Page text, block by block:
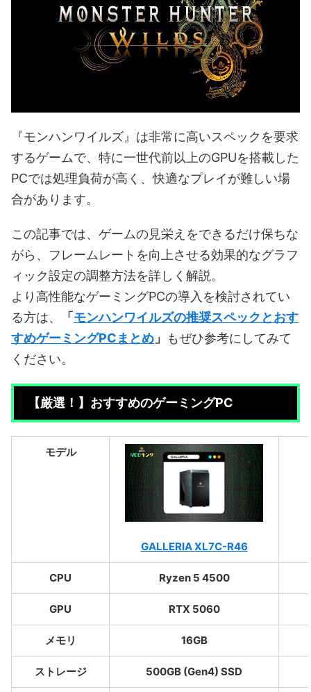
『モンハンワイルズ』は非常に高いスペックを要求
するゲームで、特に一世代前以上のGPUを搭載した
PCでは処理負荷が高く、快適なプレイが難しい場
合があります。
この記事では、ゲームの見栄えをできるだけ保ちな
がら、フレームレートを向上させる効果的なグラフ
ィック設定の調整方法を詳しく解説。
より高性能なゲーミングPCの導入を検討されてい
る方は、
「 モンハンワイルズの推奨スペックとおす
すめゲーミングPCまとめ 」
もぜひ参考にしてみて
ください。
【厳選！】おすすめのゲーミングPC
モデル
GALLERIA XL7C-R46
CPU Ryzen 5 4500
GPU RTX 5060
メモリ 16GB
ストレージ 500GB (Gen4) SSD